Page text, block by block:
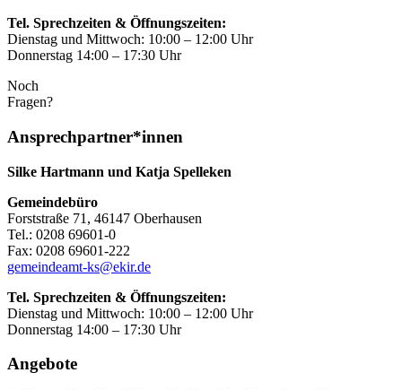
Tel. Sprechzeiten & Öffnungszeiten:
Dienstag und Mittwoch: 10:00 – 12:00 Uhr
Donnerstag 14:00 – 17:30 Uhr
Noch
Fragen?
Ansprechpartner*innen
Silke Hartmann und Katja Spelleken
Gemeindebüro
Forststraße 71, 46147 Oberhausen
Tel.: 0208 69601-0
Fax: 0208 69601-222
gemeindeamt-ks@ekir.de
Tel. Sprechzeiten & Öffnungszeiten:
Dienstag und Mittwoch: 10:00 – 12:00 Uhr
Donnerstag 14:00 – 17:30 Uhr
Angebote